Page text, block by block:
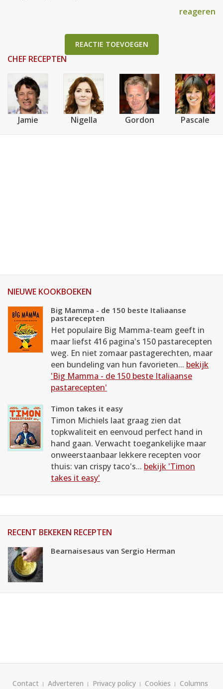
reageren
REACTIE TOEVOEGEN
CHEF RECEPTEN
Jamie Nigella Gordon Pascale
NIEUWE KOOKBOEKEN
Big Mamma - de 150 beste Italiaanse
pastarecepten
Het populaire Big Mamma-team geeft in
maar liefst 416 pagina's 150 pastarecepten
weg. En niet zomaar pastagerechten, maar
een bundeling van hun favorieten... bekijk
'Big Mamma - de 150 beste Italiaanse
pastarecepten'
Timon takes it easy
Timon Michiels laat graag zien dat
topkwaliteit en eenvoud perfect hand in
hand gaan. Verwacht toegankelijke maar
onweerstaanbaar lekkere recepten voor
thuis: van crispy taco's... bekijk 'Timon
takes it easy'
RECENT BEKEKEN RECEPTEN
Bearnaisesaus van Sergio Herman
Contact Adverteren Privacy policy Cookies
Columns